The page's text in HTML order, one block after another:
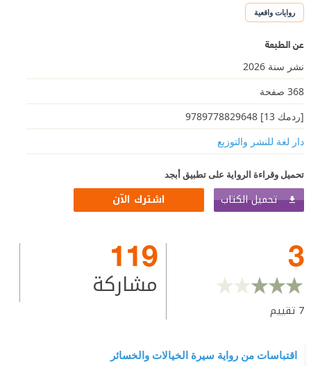
روايات واقعية
عن الطبعة
نشر سنة 2026
368 صفحة
[ردمك 13] 9789778829648
دار لغة للنشر والتوزيع
تحميل وقراءة الرواية على تطبيق أبجد
تحميل الكتاب اشترك الآن
3
7 تقييم
119
مشاركة
اقتباسات من رواية سيرة الخيالات والخسائر